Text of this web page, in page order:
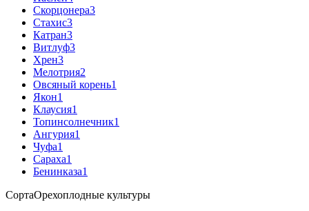
Скорцонера3
Стахис3
Катран3
Витлуф3
Хрен3
Мелотрия2
Овсяный корень1
Якон1
Клаусия1
Топинсолнечник1
Ангурия1
Чуфа1
Сараха1
Бенинказа1
СортаОрехоплодные культуры